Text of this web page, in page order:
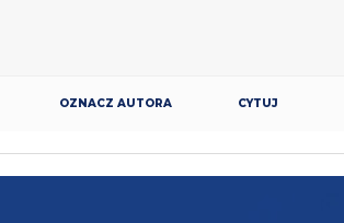
OZNACZ AUTORA CYTUJ